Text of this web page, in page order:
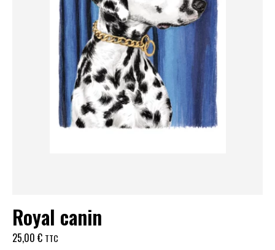
Royal canin
25,00 € TTC